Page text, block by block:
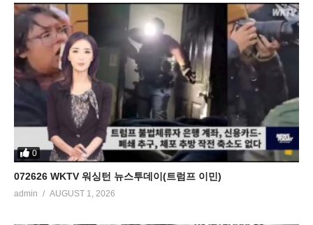
0
072626 WKTV 워싱턴 뉴스투데이(트럼프 이민)
admin AUGUST 1, 2026